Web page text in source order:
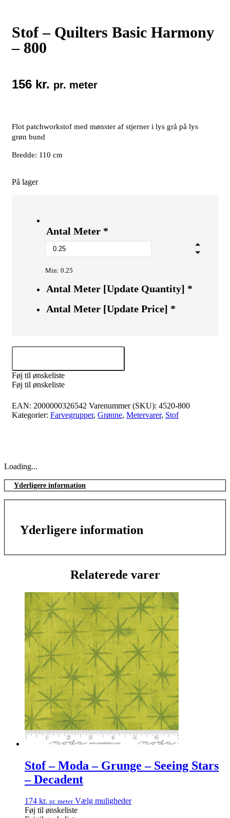
Stof – Quilters Basic Harmony
– 800
156 kr. pr. meter
Flot patchworkstof med mønster af stjerner i lys grå på lys
grøn bund
Bredde: 110 cm
På lager
Antal Meter *
Min: 0.25
Antal Meter [Update Quantity] *
Antal Meter [Update Price] *
Føj til ønskeliste
Føj til ønskeliste
EAN: 2000000326542 Varenummer (SKU): 4520-800
Kategorier: Farvegrupper, Grønne, Metervarer, Stof
Loading...
Yderligere information
Yderligere information
Relaterede varer
Stof – Moda – Grunge – Seeing Stars
– Decadent
174 kr. pr. meter Vælg muligheder
Føj til ønskeliste